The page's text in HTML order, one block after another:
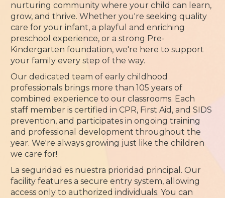
nurturing community where your child can learn,
grow, and thrive. Whether you're seeking quality
care for your infant, a playful and enriching
preschool experience, or a strong Pre-
Kindergarten foundation, we're here to support
your family every step of the way.
Our dedicated team of early childhood
professionals brings more than 105 years of
combined experience to our classrooms. Each
staff member is certified in CPR, First Aid, and SIDS
prevention, and participates in ongoing training
and professional development throughout the
year. We're always growing just like the children
we care for!
La seguridad es nuestra prioridad principal. Our
facility features a secure entry system, allowing
access only to authorized individuals. You can